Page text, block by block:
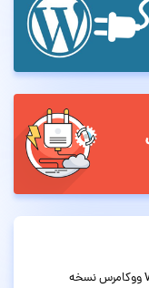
قالب فروشگاهی چندمنظوره وودمارت WoodMart ووکامرس نسخه